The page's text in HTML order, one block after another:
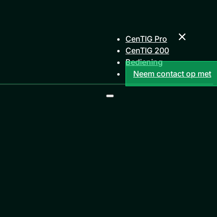
CenTIG Pro
CenTIG 200
Bediening
Neem contact op met